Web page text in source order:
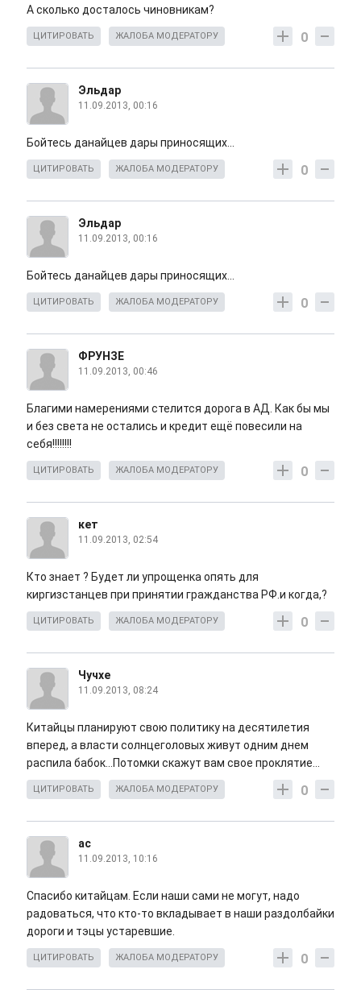
А сколько досталось чиновникам?
0
ЦИТИРОВАТЬ ЖАЛОБА МОДЕРАТОРУ
Эльдар
11.09.2013, 00:16
Бойтесь данайцев дары приносящих...
0
ЦИТИРОВАТЬ ЖАЛОБА МОДЕРАТОРУ
Эльдар
11.09.2013, 00:16
Бойтесь данайцев дары приносящих...
0
ЦИТИРОВАТЬ ЖАЛОБА МОДЕРАТОРУ
ФРУНЗЕ
11.09.2013, 00:46
Благими намерениями стелится дорога в АД. Как бы мы
и без света не остались и кредит ещё повесили на
себя!!!!!!!!
0
ЦИТИРОВАТЬ ЖАЛОБА МОДЕРАТОРУ
кет
11.09.2013, 02:54
Кто знает ? Будет ли упрощенка опять для
киргизстанцев при принятии гражданства РФ.и когда,?
0
ЦИТИРОВАТЬ ЖАЛОБА МОДЕРАТОРУ
Чучхе
11.09.2013, 08:24
Китайцы планируют свою политику на десятилетия
вперед, а власти солнцеголовых живут одним днем
распила бабок...Потомки скажут вам свое проклятие...
0
ЦИТИРОВАТЬ ЖАЛОБА МОДЕРАТОРУ
ас
11.09.2013, 10:16
Спасибо китайцам. Если наши сами не могут, надо
радоваться, что кто-то вкладывает в наши раздолбайки
дороги и тэцы устаревшие.
0
ЦИТИРОВАТЬ ЖАЛОБА МОДЕРАТОРУ